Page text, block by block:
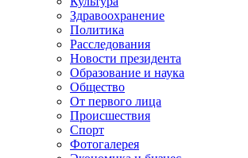
Здравоохранение
Политика
Расследования
Новости президента
Образование и наука
Общество
От первого лица
Происшествия
Спорт
Фотогалерея